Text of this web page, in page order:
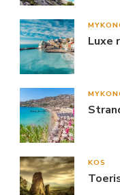
Luxe
KOS